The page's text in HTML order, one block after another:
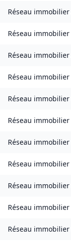
Réseau immobilier
Réseau immobilier
Réseau immobilier
Réseau immobilier
Réseau immobilier
Réseau immobilier
Réseau immobilier
Réseau immobilier
Réseau immobilier
Réseau immobilier
Réseau immobilier